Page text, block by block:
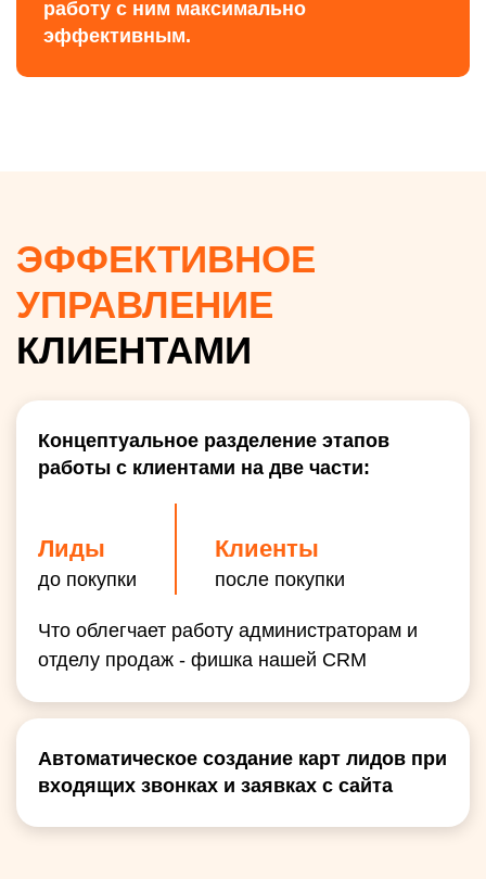
работу с ним максимально
эффективным.
ЭФФЕКТИВНОЕ
УПРАВЛЕНИЕ
КЛИЕНТАМИ
Концептуальное разделение этапов
работы с клиентами на две части:
Лиды
до покупки
Клиенты
после покупки
Что облегчает работу администраторам и
отделу продаж - фишка нашей CRM
Автоматическое создание карт лидов при
входящих звонках и заявках с сайта